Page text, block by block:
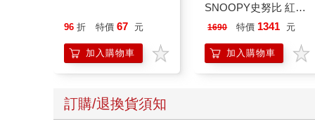
96 折 特價 67 元
加入購物車
SNOOPY史努比 紅屋
造型聲控燈 夜燈 氣氛
1690 特價 1341 元
加入購物車
訂購/退換貨須知